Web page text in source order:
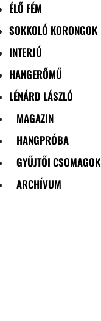
ÉLŐ FÉM
SOKKOLÓ KORONGOK
INTERJÚ
HANGERŐMŰ
LÉNÁRD LÁSZLÓ
MAGAZIN
HANGPRÓBA
GYŰJTŐI CSOMAGOK
ARCHÍVUM